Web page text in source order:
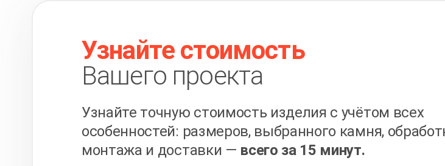
Узнайте стоимость
Вашего проекта
Узнайте точную стоимость изделия с учётом всех
особенностей: размеров, выбранного камня,
монтажа и доставки — всего за 15 минут.